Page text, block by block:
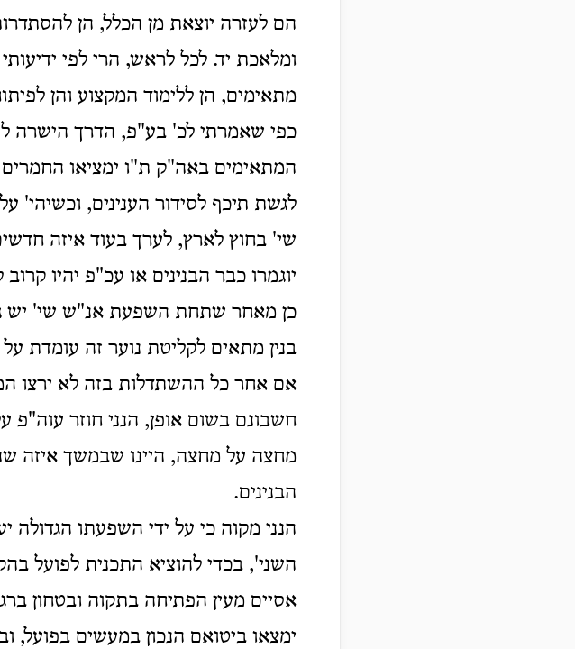
הם לעזרה יוצאת מן הכלל, הן
ומלאכת יד. לכל לראש, הרי לפי
מתאימים, הן ללימוד המקצוע והן
כפי שאמרתי לכ' בע"פ, הדרך הישרה
המתאימים באה"ק ת"ו ימציאו
לגשת תיכף לסידור הענינים,
שי' בחוץ לארץ, לערך בעוד איזה
יוגמרו כבר הבנינים או עכ"פ יהיו קרוב
כן מאחר שתחת השפעת אנ"ש שי' יש
בנין מתאים לקליטת נוער זה עומדת
אם אחר כל ההשתדלות בזה לא ירצו
חשבונם בשום אופן, הנני חוזר
מחצה על מחצה, היינו שבמשך איזה
הבנינים.
הנני מקוה כי על ידי השפעתו
השני', בכדי להוציא התכנית לפועל
אסיים מעין הפתיחה בתקוה ובטחון
ימצאו ביטואם הנכון במעשים